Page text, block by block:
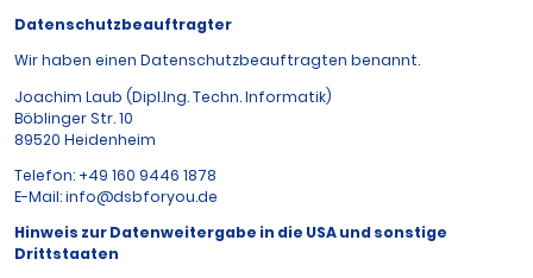
Datenschutz­beauftragter
Wir haben einen Datenschutzbeauftragten benannt.
Joachim Laub (Dipl.Ing. Techn. Informatik)
Böblinger Str. 10
89520 Heidenheim
Telefon: +49 160 9446 1878
E-Mail: info@dsbforyou.de
Hinweis zur Datenweitergabe in die USA und sonstige
Drittstaaten